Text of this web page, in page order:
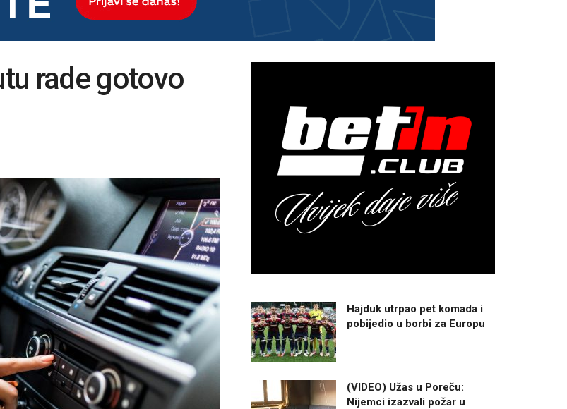
rade gotovo
Hajduk utrpao pet komada i
pobijedio u borbi za Europu
(VIDEO) Užas u Poreču:
Nijemci izazvali požar u